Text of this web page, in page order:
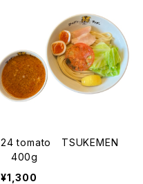
24 tomato TSUKEMEN
400g
¥1,300